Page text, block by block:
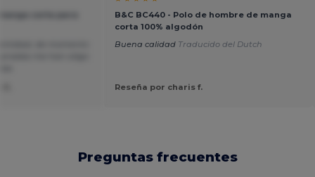
B&C BC440 - Polo de hombre de manga
corta 100% algodón
Buena calidad Traducido del Dutch
Reseña por charis f.
Preguntas frecuentes